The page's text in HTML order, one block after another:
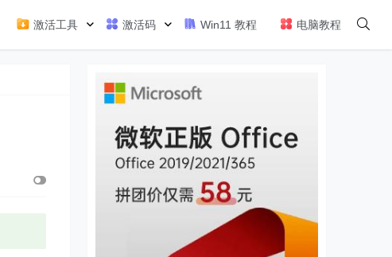
激活工具 激活码 Win11 教程 电脑教程